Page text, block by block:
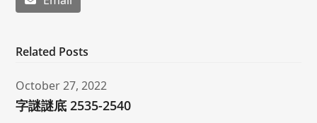
Related Posts
October 27, 2022
字謎謎底 2535-2540